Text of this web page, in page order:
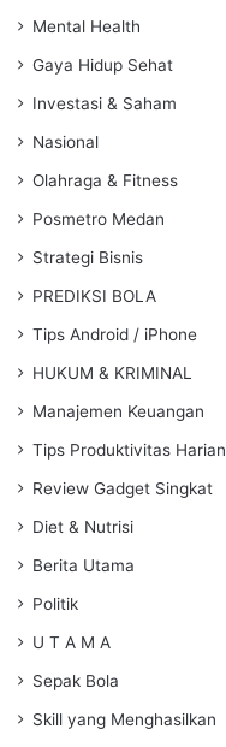
Mental Health
Gaya Hidup Sehat
Investasi & Saham
Nasional
Olahraga & Fitness
Posmetro Medan
Strategi Bisnis
PREDIKSI BOLA
Tips Android / iPhone
HUKUM & KRIMINAL
Manajemen Keuangan
Tips Produktivitas Harian
Review Gadget Singkat
Diet & Nutrisi
Berita Utama
Politik
U T A M A
Sepak Bola
Skill yang Menghasilkan